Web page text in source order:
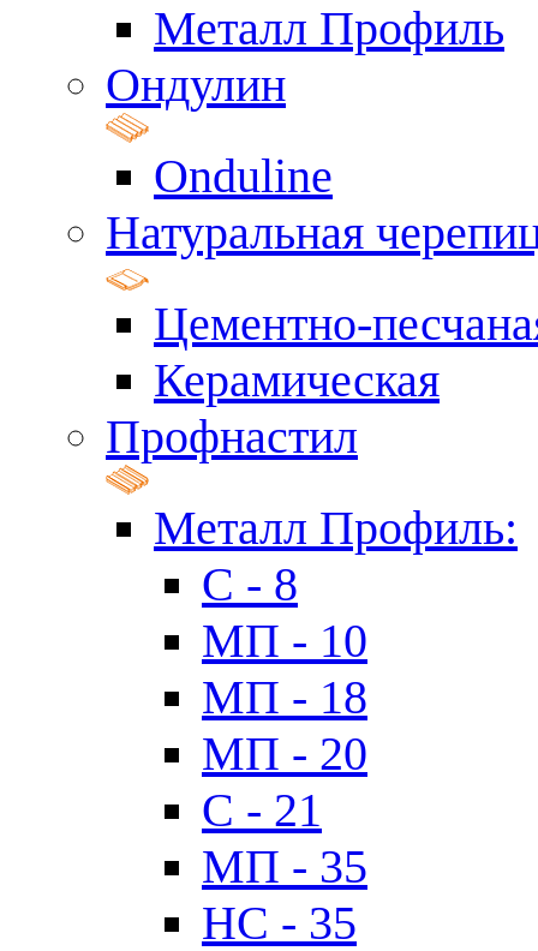
Металл Профиль
Ондулин
Onduline
Натуральная
Цементно-
Керамическая
Профнастил
Металл Профиль:
C - 8
МП - 10
МП - 18
МП - 20
C - 21
МП - 35
HC - 35